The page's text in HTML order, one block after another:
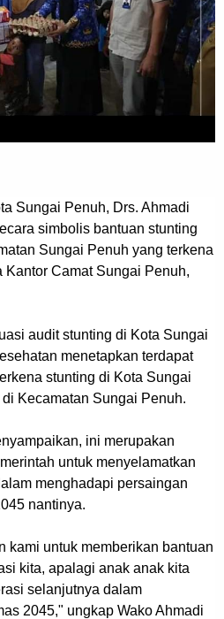
Sungai Penuh, Drs. Ahmadi
simbolis bantuan stunting
Sungai Penuh yang terkena
Kantor Camat Sungai Penuh,
audit stunting di Kota Sungai
menetapkan terdapat
stunting di Kota Sungai
Kecamatan Sungai Penuh.
ini merupakan
untuk menyelamatkan
menghadapi persaingan
nantinya.
kami untuk memberikan bantuan
kita, apalagi anak anak kita
selanjutnya dalam
2045," ungkap Wako Ahmadi